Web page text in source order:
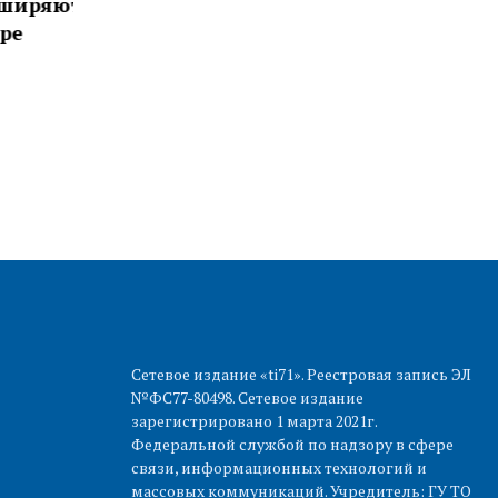
Сетевое издание «ti71». Реестровая запись ЭЛ
№ФС77-80498. Сетевое издание
зарегистрировано 1 марта 2021г.
Федеральной службой по надзору в сфере
связи, информационных технологий и
массовых коммуникаций. Учредитель: ГУ ТО